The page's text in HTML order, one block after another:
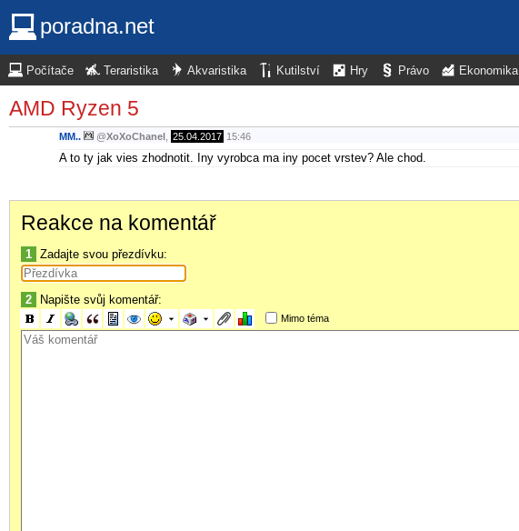
poradna.net
Počítače Teraristika Akvaristika Kutilství Hry Právo Ekonomika
AMD Ryzen 5
MM.. @XoXoChanel 25.04.2017 15:46
A to ty jak vies zhodnotit. Iny vyrobca ma iny pocet vrstev? Ale chod.
Reakce na komentář
1 Zadajte svou přezdívku:
2 Napište svůj komentář:
Mimo téma